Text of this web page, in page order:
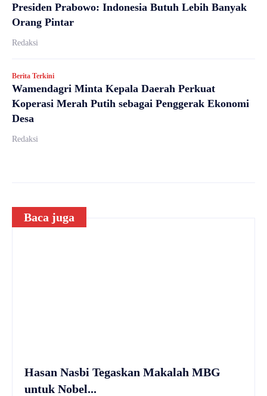
Presiden Prabowo: Indonesia Butuh Lebih Banyak
Orang Pintar
Redaksi
Berita Terkini
Wamendagri Minta Kepala Daerah Perkuat
Koperasi Merah Putih sebagai Penggerak Ekonomi
Desa
Redaksi
Baca juga
Hasan Nasbi Tegaskan Makalah MBG
untuk Nobel...